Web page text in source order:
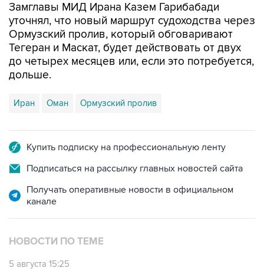
Замглавы МИД Ирана Казем Гарибабади
уточнял, что новый маршрут судоходства через
Ормузский пролив, который обговаривают
Тегеран и Маскат, будет действовать от двух
до четырех месяцев или, если это потребуется,
дольше.
Иран Оман Ормузский пролив
Купить подписку на профессиональную ленту
Подписаться на рассылку главных новостей сайта
Получать оперативные новости в официальном
канале
НОВОСТИ ПО ТЕМЕ
5 августа 15:25